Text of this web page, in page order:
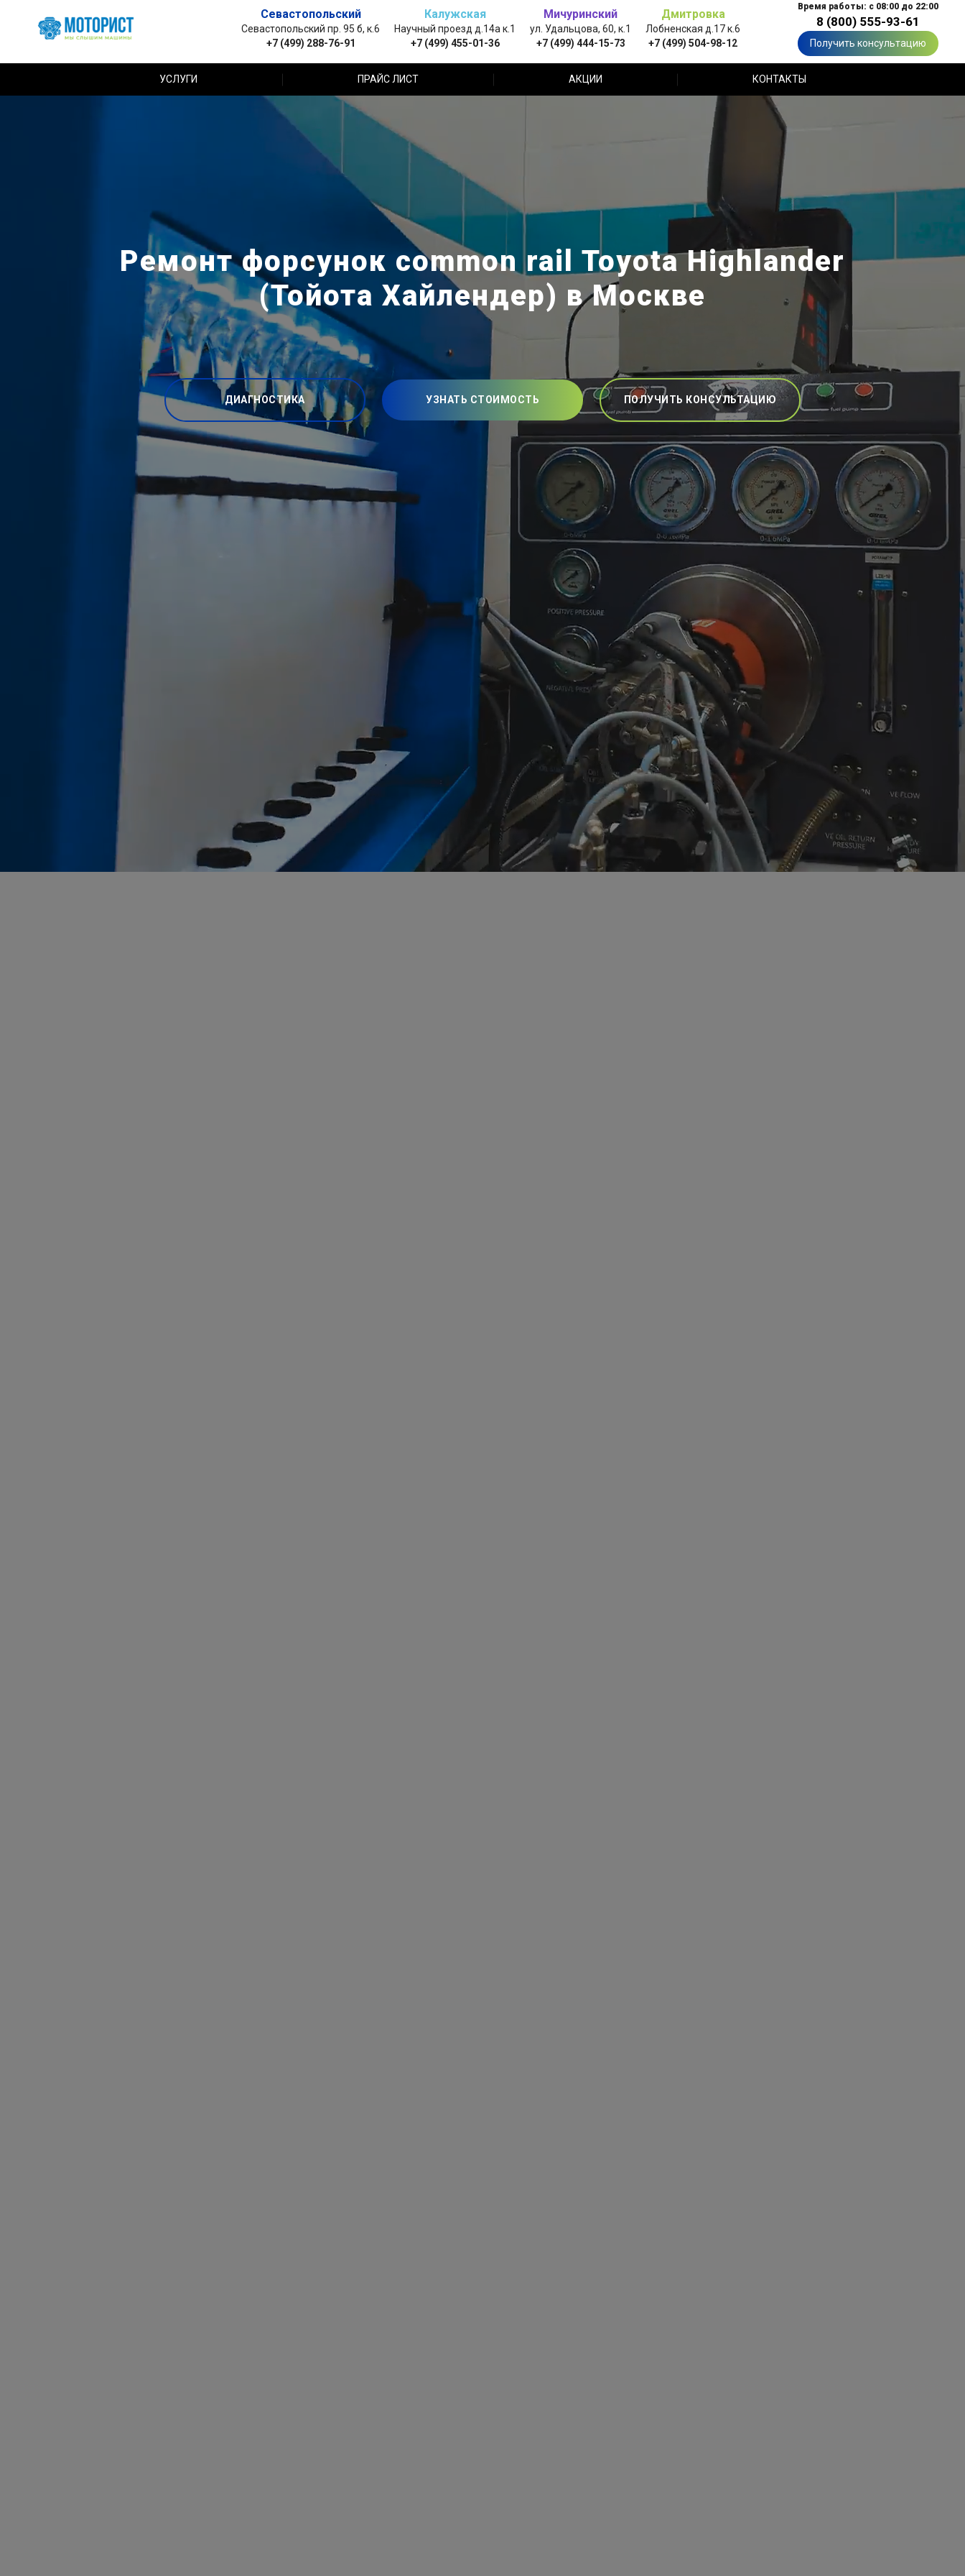
Севастопольский
Севастопольский пр. 95 б, к.6
+7 (499) 288-76-91
Калужская
Научный проезд д.14а к.1
+7 (499) 455-01-36
Мичуринский
ул. Удальцова, 60, к.1
+7 (499) 444-15-73
Дмитровка
Лобненская д.17 к.6
+7 (499) 504-98-12
Время работы: с 08:00 до 22:00
8 (800) 555-93-61
Получить консультацию
УСЛУГИ ПРАЙС ЛИСТ АКЦИИ КОНТАКТЫ
Ремонт форсунок common rail Toyota Highlander
(Тойота Хайлендер) в Москве
ДИАГНОСТИКА УЗНАТЬ СТОИМОСТЬ ПОЛУЧИТЬ КОНСУЛЬТАЦИЮ